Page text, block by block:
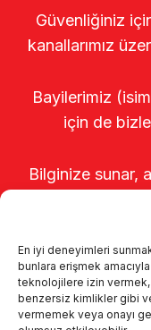
En iyi deneyimleri
bunlara erişmek
teknolojilere izin vermek,
benzersiz kimlikler gibi
vermemek veya onayı
Güvenliğiniz
kanallarımız
Bayilerimiz
için de
Bilginize sunar,